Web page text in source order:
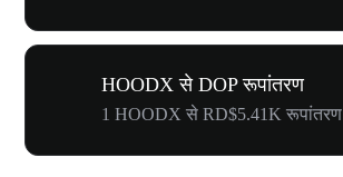
HOODX से DOP रूपांतरण
1 HOODX से RD$5.41K रूपांतरण